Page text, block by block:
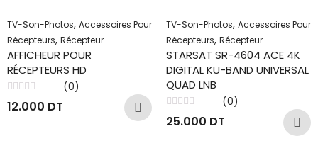
TV-Son-Photos, Accessoires Pour
Récepteurs, Récepteur
AFFICHEUR POUR
RÉCEPTEURS HD
(0)
12.000 DT
TV-Son-Photos, Accessoires Pour
Récepteurs, Récepteur
STARSAT SR-4604 ACE 4K
DIGITAL KU-BAND UNIVERSAL
QUAD LNB
0
(0)
25.000 DT